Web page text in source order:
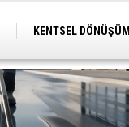
KENTSEL DÖNÜŞÜM